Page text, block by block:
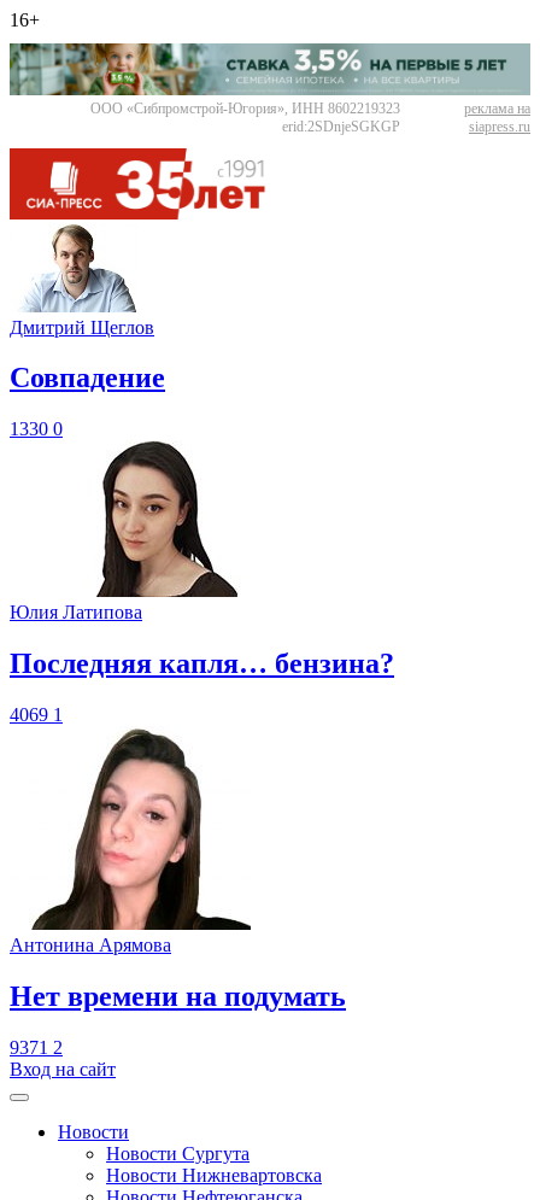
16+
ООО «Сибпромстрой-Югория», ИНН 8602219323
erid:2SDnjeSGKGP
реклама на
siapress.ru
Дмитрий Щеглов
​Совпадение
1330 0
Юлия Латипова
​Последняя капля… бензина?
4069 1
Антонина Арямова
​Нет времени на подумать
9371 2
Вход на сайт
Новости
Новости Сургута
Новости Нижневартовска